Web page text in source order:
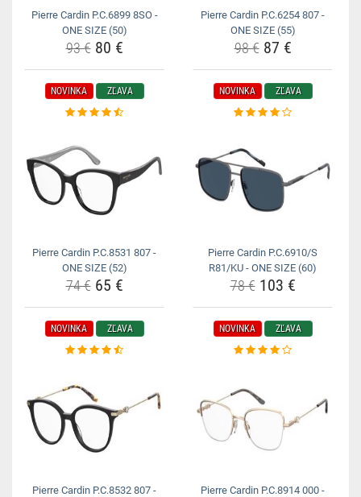
Pierre Cardin P.C.6899 8SO -
ONE SIZE (50)
93 €80 €
Pierre Cardin P.C.6254 807 -
ONE SIZE (55)
98 €87 €
NOVINKA ZĽAVA
Pierre Cardin P.C.8531 807 -
ONE SIZE (52)
74 €65 €
NOVINKA ZĽAVA
Pierre Cardin P.C.6910/S
R81/KU - ONE SIZE (60)
78 €103 €
NOVINKA ZĽAVA
Pierre Cardin P.C.8532 807 -
NOVINKA ZĽAVA
Pierre Cardin P.C.8914 000 -